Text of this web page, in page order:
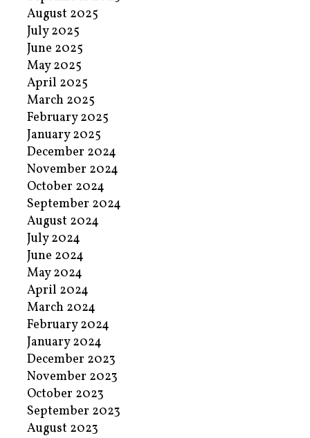
August 2025
July 2025
June 2025
May 2025
April 2025
March 2025
February 2025
January 2025
December 2024
November 2024
October 2024
September 2024
August 2024
July 2024
June 2024
May 2024
April 2024
March 2024
February 2024
January 2024
December 2023
November 2023
October 2023
September 2023
August 2023